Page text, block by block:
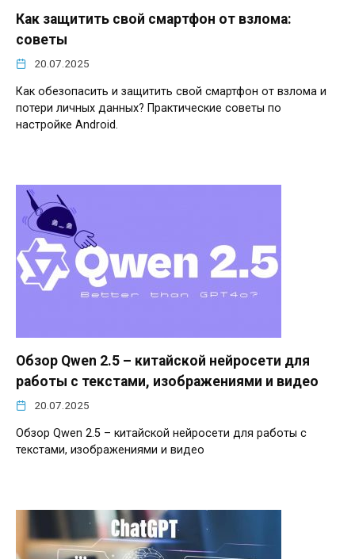
Как защитить свой смартфон от взлома:
советы
20.07.2025
Как обезопасить и защитить свой смартфон от взлома и
потери личных данных? Практические советы по
настройке Android.
Обзор Qwen 2.5 – китайской нейросети для
работы с текстами, изображениями и видео
20.07.2025
Обзор Qwen 2.5 – китайской нейросети для работы с
текстами, изображениями и видео